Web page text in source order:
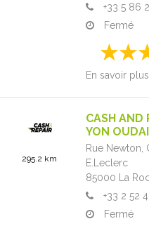
+33 5 86
Fermé
En savoir plus
295.2 km
CASH AND
YON
Rue Newton,
E.Leclerc
85000 La
+33 2 52
Fermé